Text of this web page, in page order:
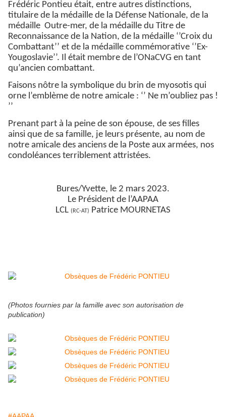
Frédéric Pontieu était, entre autres distinctions,
titulaire de la médaille de la Défense Nationale, de la
médaille Outre-mer, de la médaille du Titre de
Reconnaissance de la Nation, de la médaille ‘’Croix du
Combattant’’ et de la médaille commémorative ‘’Ex-
Yougoslavie’’. Il était membre de l’ONaCVG en tant
qu’ancien combattant.
Faisons nôtre la symbolique du brin de myosotis qui
orne l’emblème de notre amicale : ‘’ Ne m’oubliez pas !
’’
Prenant part à la peine de son épouse, de ses filles
ainsi que de sa famille, je leurs présente, au nom de
notre amicale des anciens de la Poste aux armées, nos
condoléances terriblement attristées.
Bures/Yvette, le 2 mars 2023.
Le Président de l’AAPAA
LCL (RC-AT) Patrice MOURNETAS
(Photos fournies par la famille avec son autorisation de
publication)